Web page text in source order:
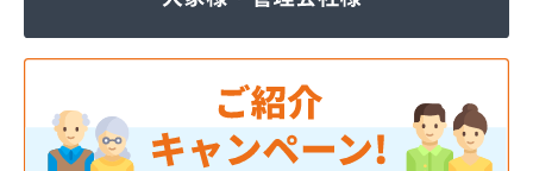
ジェイエイ・トービス株式会社 名古屋営業所
ダイイチガスコム株式会社 尾張営業所
チリウヒーターサービス
ツバメガス株式会社新城営業所